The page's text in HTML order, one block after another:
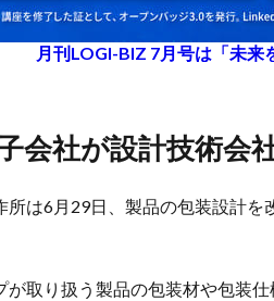
月刊LOGI-BIZ 7月号は「未
子会社が設計技術会
所は6月29日、製品の包装設計
が取り扱う製品の包装材や包装